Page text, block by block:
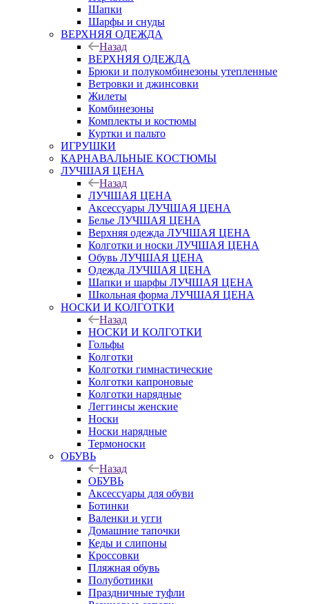
Шапки
Шарфы и снуды
ВЕРХНЯЯ ОДЕЖДА
Назад
ВЕРХНЯЯ ОДЕЖДА
Брюки и полукомбинезоны утепленные
Ветровки и джинсовки
Жилеты
Комбинезоны
Комплекты и костюмы
Куртки и пальто
ИГРУШКИ
КАРНАВАЛЬНЫЕ КОСТЮМЫ
ЛУЧШАЯ ЦЕНА
Назад
ЛУЧШАЯ ЦЕНА
Аксессуары ЛУЧШАЯ ЦЕНА
Белье ЛУЧШАЯ ЦЕНА
Верхняя одежда ЛУЧШАЯ ЦЕНА
Колготки и носки ЛУЧШАЯ ЦЕНА
Обувь ЛУЧШАЯ ЦЕНА
Одежда ЛУЧШАЯ ЦЕНА
Шапки и шарфы ЛУЧШАЯ ЦЕНА
Школьная форма ЛУЧШАЯ ЦЕНА
НОСКИ И КОЛГОТКИ
Назад
НОСКИ И КОЛГОТКИ
Гольфы
Колготки
Колготки гимнастические
Колготки капроновые
Колготки нарядные
Леггинсы женские
Носки
Носки нарядные
Термоноски
ОБУВЬ
Назад
ОБУВЬ
Аксессуары для обуви
Ботинки
Валенки и угги
Домашние тапочки
Кеды и слипоны
Кроссовки
Пляжная обувь
Полуботинки
Праздничные туфли